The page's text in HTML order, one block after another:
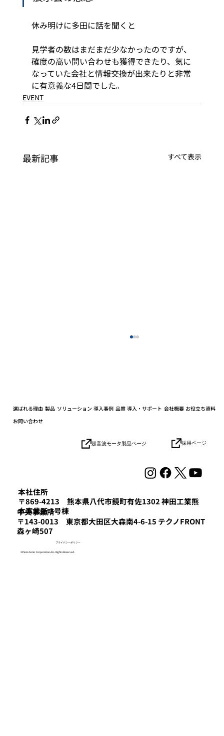
休み明けに多田に話を聞くと
見学者の数はまだまだ少なかったのですが、
確度の高い問い合わせも獲得できたり、気に
なっていた会社と情報交換が出来たりと非常
に有意義な4日間でした。
EVENT
最新記事 すべて表示
の社会実装を目指す「HICity 次世代ロボ
ティクスMeetup」参加レポート
本社住所
〒869-4213 熊本県八代市鏡町有佐1302 神田工業熊
本事業所 3号棟
​中央事業所
〒143-0013 東京都大田区大森南4-6-15 テクノFRONT
森ヶ崎507
選ばれる理由 製品 ソリューション 導入事例 品質 導入・サポート 会社概要 お役立ち資料
お問い合わせ
超音波モータ製品ページ 採用ページ
プライバシーポリシー
©Piezo Sonic Corporation ALL Rights Reserved.